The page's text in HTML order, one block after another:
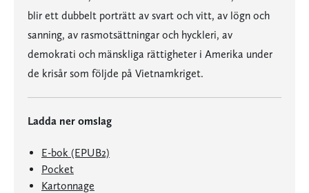
blir ett dubbelt porträtt av svart och vitt, av lögn och
sanning, av rasmotsättningar och hyckleri, av
demokrati och mänskliga rättigheter i Amerika under
de krisår som följde på Vietnamkriget.
Ladda ner omslag
E-bok (EPUB2)
Pocket
Kartonnage